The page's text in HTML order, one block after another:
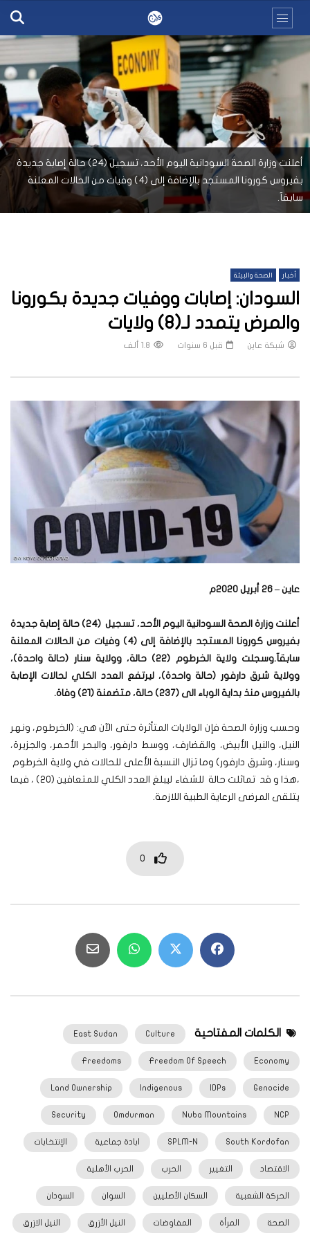
أعلنت وزارة الصحة السودانية اليوم الأحد، تسجيل (٢٤) حالة إصابة جديدة
بفيروس كورونا المستجد بالإضافة إلى (٤) وفيات من الحالات المعلنة
سابقآ.
أخبار الصحة والبيئة
السودان: إصابات ووفيات جديدة بكورونا
والمرض يتمدد لـ(8) ولايات
شبكة عاين قبل 6 سنوات 1.8 ألف
عاين – 26 أبريل 2020م
أعلنت وزارة الصحة السودانية اليوم الأحد، تسجيل (٢٤) حالة إصابة جديدة
بفيروس كورونا المستجد بالإضافة إلى (٤) وفيات من الحالات المعلنة
سابقآ.وسجلت ولاية الخرطوم (٢٢) حالة، وولاية سنار (حالة واحدة)،
وولاية شرق دارفور (حالة واحدة)، ليرتفع العدد الكلي لحالات الإصابة
بالفيروس منذ بداية الوباء الى (٢٣٧) حالة، متضمنة (٢١) وفاة.
وحسب وزارة الصحة فإن الولايات المتأثرة حتى الآن هي: (الخرطوم، ونهر
النيل، والنيل الأبيض، والقضارف، ووسط دارفور، والبحر الأحمر، والجزيرة،
وسنار، وشرق دارفور) وما تزال النسبة الأعلى للحالات في ولاية الخرطوم
،هذا و قد تماثلت حالة للشفاء ليبلغ العدد الكلي للمتعافين (٢٠) ، فيما
يتلقى المرضى الرعاية الطبية اللازمة.
0
الكلمات المفتاحية Culture
East Sudan
Economy
Freedom Of Speech
Freedoms
Genocide
IDPs
Indigenous
Land Ownership
NCP
Nuba Mountains
Omdurman
Security
South Kordofan
SPLM-N ابادة جماعية الإنتخابات
الاقتصاد التغيير الحرب الحرب الأهلية
الحركة الشعبية السكان الأصليين السوان السودان
الصحة المرأة المفاوضات النيل الأزرق النيل الازرق